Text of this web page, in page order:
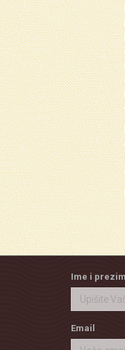
Ime i
Email